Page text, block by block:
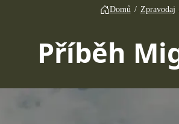
Domů / Zpravodaj
Příběh